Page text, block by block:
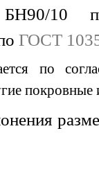
БН90/
ГОСТ
по